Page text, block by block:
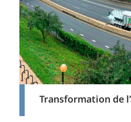
Transformation de